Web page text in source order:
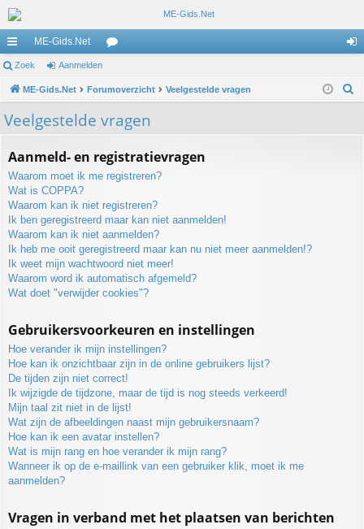
ne
lle
lin
ME-Gids.Net
u m
Zoek Aanmelden
ME-Gids.Net Forumoverzicht Veelgestelde vragen
Veelgestelde vragen
Aanmeld- en registratievragen
Waarom moet ik me registreren?
Wat is COPPA?
Waarom kan ik niet registreren?
Ik ben geregistreerd maar kan niet aanmelden!
Waarom kan ik niet aanmelden?
Ik heb me ooit geregistreerd maar kan nu niet meer aanmelden!?
Ik weet mijn wachtwoord niet meer!
Waarom word ik automatisch afgemeld?
Wat doet "verwijder cookies"?
Gebruikersvoorkeuren en instellingen
Hoe verander ik mijn instellingen?
Hoe kan ik onzichtbaar zijn in de online gebruikers lijst?
De tijden zijn niet correct!
Ik wijzigde de tijdzone, maar de tijd is nog steeds verkeerd!
Mijn taal zit niet in de lijst!
Wat zijn de afbeeldingen naast mijn gebruikersnaam?
Hoe kan ik een avatar instellen?
Wat is mijn rang en hoe verander ik mijn rang?
Wanneer ik op de e-maillink van een gebruiker klik, moet ik me
aanmelden?
Vragen in verband met het plaatsen van berichten